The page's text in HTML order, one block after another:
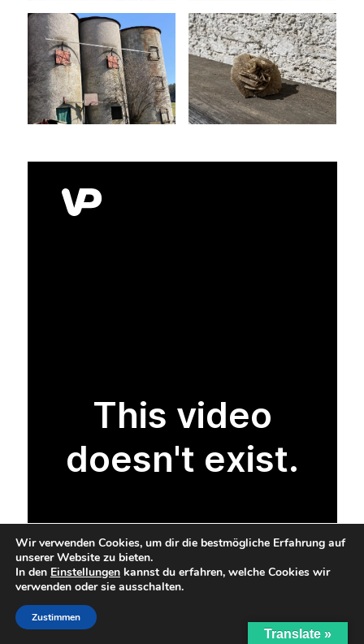
Translate »
Wir verwenden Cookies, um dir die bestmögliche Erfahrung auf
unserer Website zu bieten.
In den Einstellungen kannst du erfahren, welche Cookies wir
verwenden oder sie ausschalten.
Zustimmen